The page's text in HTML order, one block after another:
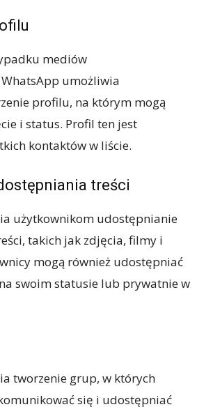
mediów
WhatsApp umożliwia
profilu, na którym mogą
i status. Profil ten jest
kontaktów w liście.
treści
użytkownikom udostępnianie
takich jak zdjęcia, filmy i
mogą również udostępniać
swoim statusie lub prywatnie w
tworzenie grup, w których
się i udostępniać